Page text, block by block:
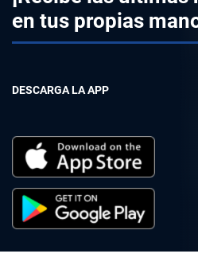
en tus propias
DESCARGA LA APP